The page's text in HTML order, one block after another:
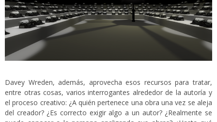
Davey Wreden, además, aprovecha esos recursos para tratar,
entre otras cosas, varios interrogantes alrededor de la autoría y
el proceso creativo: ¿A quién pertenece una obra una vez se aleja
del creador? ¿Es correcto exigir algo a un autor? ¿Realmente se